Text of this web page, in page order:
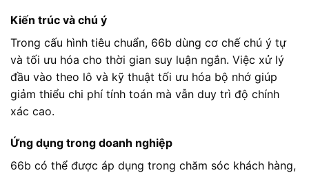
Kiến trúc và chú ý
Trong cấu hình tiêu chuẩn, 66b dùng cơ chế chú ý tự
và tối ưu hóa cho thời gian suy luận ngắn. Việc xử lý
đầu vào theo lô và kỹ thuật tối ưu hóa bộ nhớ giúp
giảm thiểu chi phí tính toán mà vẫn duy trì độ chính
xác cao.
Ứng dụng trong doanh nghiệp
66b có thể được áp dụng trong chăm sóc khách hàng,